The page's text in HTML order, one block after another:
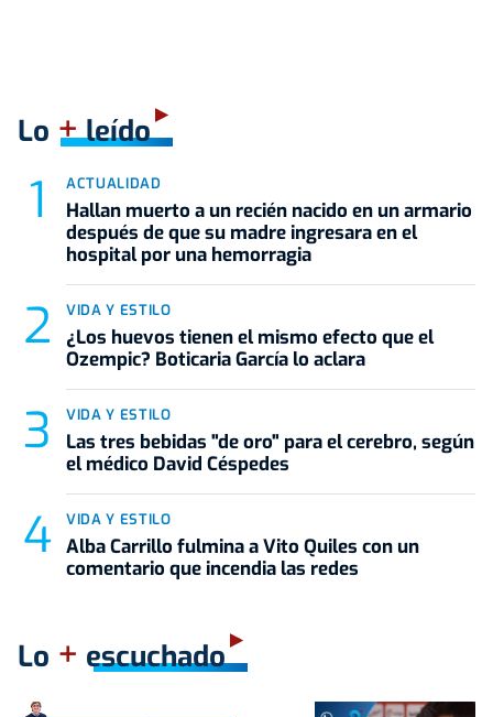
Lo +leído
ACTUALIDAD
Hallan muerto a un recién nacido en un armario
después de que su madre ingresara en el
hospital por una hemorragia
VIDA Y ESTILO
¿Los huevos tienen el mismo efecto que el
Ozempic? Boticaria García lo aclara
VIDA Y ESTILO
Las tres bebidas "de oro" para el cerebro, según
el médico David Céspedes
VIDA Y ESTILO
Alba Carrillo fulmina a Vito Quiles con un
comentario que incendia las redes
Lo + escuchado